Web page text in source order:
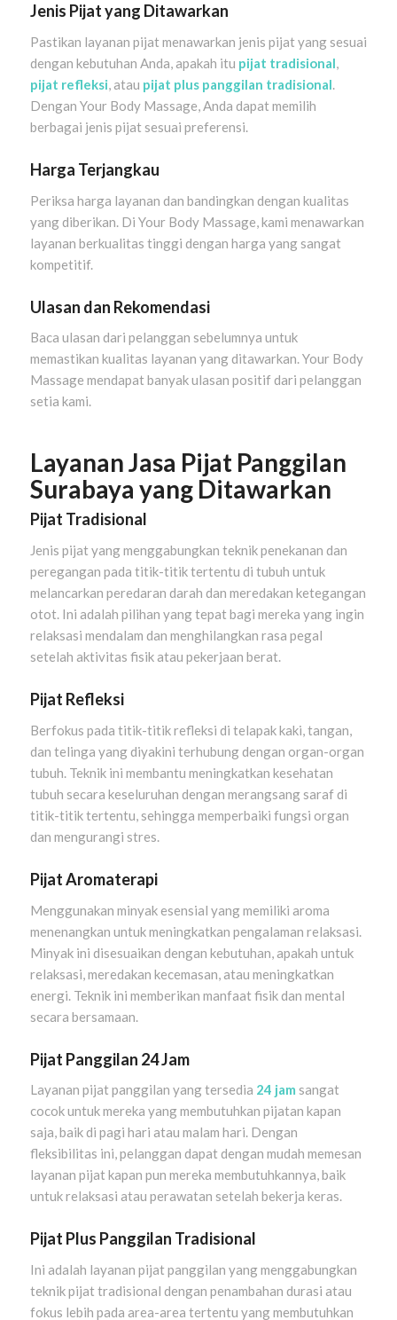
Jenis Pijat yang Ditawarkan
Pastikan layanan pijat menawarkan jenis pijat yang sesuai
dengan kebutuhan Anda, apakah itu pijat tradisional,
pijat refleksi, atau pijat plus panggilan tradisional.
Dengan Your Body Massage, Anda dapat memilih
berbagai jenis pijat sesuai preferensi.
Harga Terjangkau
Periksa harga layanan dan bandingkan dengan kualitas
yang diberikan. Di Your Body Massage, kami menawarkan
layanan berkualitas tinggi dengan harga yang sangat
kompetitif.
Ulasan dan Rekomendasi
Baca ulasan dari pelanggan sebelumnya untuk
memastikan kualitas layanan yang ditawarkan. Your Body
Massage mendapat banyak ulasan positif dari pelanggan
setia kami.
Layanan Jasa Pijat Panggilan
Surabaya yang Ditawarkan
Pijat Tradisional
Jenis pijat yang menggabungkan teknik penekanan dan
peregangan pada titik-titik tertentu di tubuh untuk
melancarkan peredaran darah dan meredakan ketegangan
otot. Ini adalah pilihan yang tepat bagi mereka yang ingin
relaksasi mendalam dan menghilangkan rasa pegal
setelah aktivitas fisik atau pekerjaan berat.
Pijat Refleksi
Berfokus pada titik-titik refleksi di telapak kaki, tangan,
dan telinga yang diyakini terhubung dengan organ-organ
tubuh. Teknik ini membantu meningkatkan kesehatan
tubuh secara keseluruhan dengan merangsang saraf di
titik-titik tertentu, sehingga memperbaiki fungsi organ
dan mengurangi stres.
Pijat Aromaterapi
Menggunakan minyak esensial yang memiliki aroma
menenangkan untuk meningkatkan pengalaman relaksasi.
Minyak ini disesuaikan dengan kebutuhan, apakah untuk
relaksasi, meredakan kecemasan, atau meningkatkan
energi. Teknik ini memberikan manfaat fisik dan mental
secara bersamaan.
Pijat Panggilan 24 Jam
Layanan pijat panggilan yang tersedia 24 jam sangat
cocok untuk mereka yang membutuhkan pijatan kapan
saja, baik di pagi hari atau malam hari. Dengan
fleksibilitas ini, pelanggan dapat dengan mudah memesan
layanan pijat kapan pun mereka membutuhkannya, baik
untuk relaksasi atau perawatan setelah bekerja keras.
Pijat Plus Panggilan Tradisional
Ini adalah layanan pijat panggilan yang menggabungkan
teknik pijat tradisional dengan penambahan durasi atau
fokus lebih pada area-area tertentu yang membutuhkan